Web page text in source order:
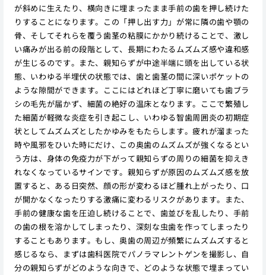
が斜めに生えたり、横向きに埋まったまま手前の歯を押し続けた
りすることになります。この「押し出す力」が常に隣の歯や顎の
骨、そしてそれらを覆う歯茎の粘膜にかかり続けることで、激し
い痛みが出る前の段階として、長期にわたるムズムズ感や違和感
が生じるのです。また、親知らずが中途半端に頭を出している状
態、いわゆる半埋伏の状態では、歯と歯茎の間に深いポケットの
ような隙間ができます。ここにはどれほど丁寧に磨いても歯ブラ
シの毛先が届かず、細菌の絶好の温床となります。ここで繁殖し
た細菌が軽微な炎症を引き起こし、いわゆる智歯周囲炎の初期症
状としてムズムズとしたかゆみをもたらします。疲れが溜まった
時や風邪をひいた時にだけ、この奥歯のムズムズが強くなるとい
う方は、身体の免疫力が下がって親知らずの周りの細菌を抑えき
れなくなっているサインです。親知らずが原因のムズムズ感を放
置すると、ある日突然、顔の形が変わるほど腫れ上がったり、口
が開かなくなったりする激痛に変わるリスクがあります。また、
手前の健康な歯を圧迫し続けることで、歯並びを乱したり、手前
の歯の根を溶かしてしまったり、深刻な虫歯を作ってしまったり
することもあります。もし、奥歯の周辺が頻繁にムズムズすると
感じるなら、まずは歯科医院でパノラマレントゲンを撮影し、自
分の親知らずがどのような向きで、どのような状態で埋まってい